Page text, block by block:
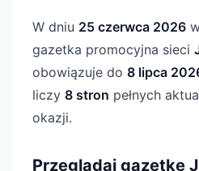
W dniu 25 czerwca 2026
gazetka promocyjna sieci
obowiązuje do 8 lipca
liczy 8 stron pełnych
okazji.
Przeglądaj gazetkę